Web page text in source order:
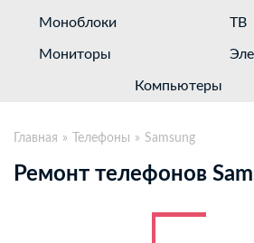
Моноблоки ТВ
Мониторы
Компьютеры
Главная Телефоны Samsung
Ремонт телефонов